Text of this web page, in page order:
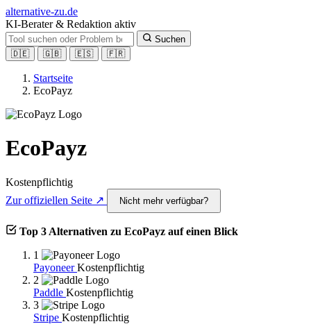
alternative-zu.de
KI-Berater & Redaktion aktiv
Suchen
🇩🇪
🇬🇧 🇪🇸 🇫🇷
Startseite
EcoPayz
EcoPayz
Kostenpflichtig
Zur offiziellen Seite ↗
Nicht mehr verfügbar?
Top 3 Alternativen zu EcoPayz auf einen Blick
1
PayoneerKostenpflichtig
2
Paddle Kostenpflichtig
3
Stripe Kostenpflichtig